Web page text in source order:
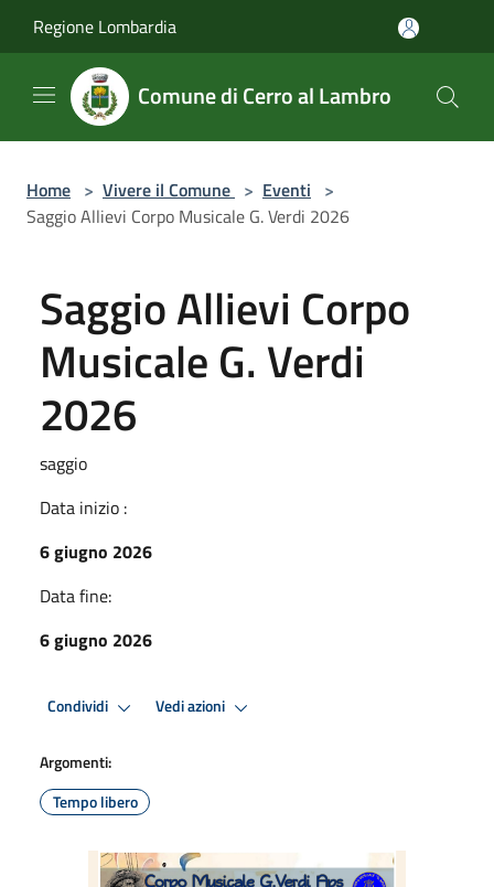
Regione Lombardia
Comune di Cerro al Lambro
Home > Vivere il Comune > Eventi >
Saggio Allievi Corpo Musicale G. Verdi 2026
Saggio Allievi Corpo
Musicale G. Verdi
2026
saggio
Data inizio :
6 giugno 2026
Data fine:
6 giugno 2026
Condividi Vedi azioni
Argomenti:
Tempo libero